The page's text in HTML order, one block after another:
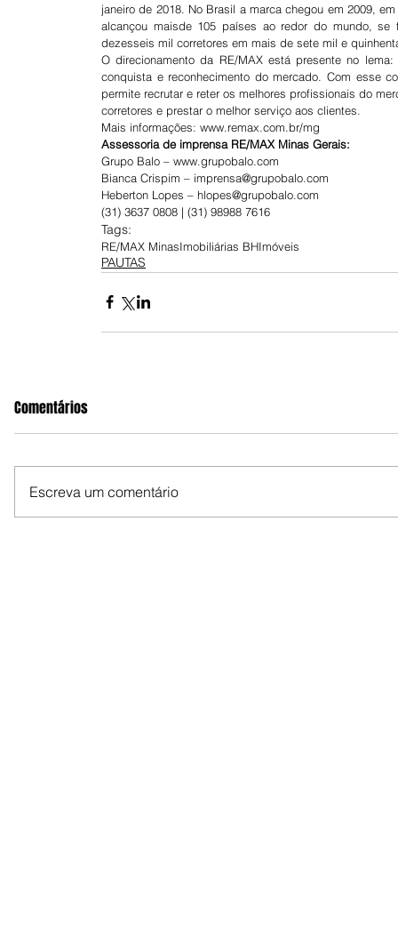
janeiro de 2018. No Brasil a marca chegou em 2009,
alcançou maisde 105 países ao redor do mundo,
dezesseis mil corretores em mais de sete mil e
O direcionamento da RE/MAX está presente no
conquista e reconhecimento do mercado. Com esse
permite recrutar e reter os melhores profissionais do
corretores e prestar o melhor serviço aos clientes.
Mais informações: www.remax.com.br/mg
Assessoria de imprensa RE/MAX Minas Gerais:
Grupo Balo – www.grupobalo.com
Bianca Crispim – imprensa@grupobalo.com
Heberton Lopes – hlopes@grupobalo.com
(31) 3637 0808 | (31) 98988 7616
Tags:
RE/MAX MinasImobiliárias BHImóveis
PAUTAS
Comentários
Escreva um comentário